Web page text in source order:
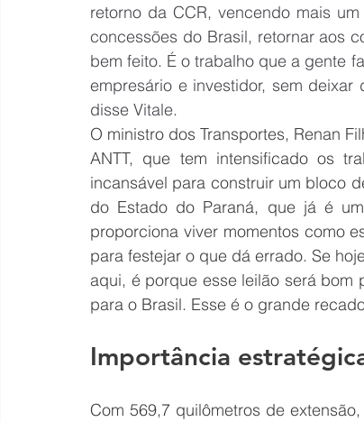
retorno da CCR, vencendo mais
concessões do Brasil, retornar aos
bem feito. É o trabalho que a gente
empresário e investidor, sem
disse Vitale.
O ministro dos Transportes, Renan
ANTT, que tem intensificado os
incansável para construir um bloco
do Estado do Paraná, que já é
proporciona viver momentos como
para festejar o que dá errado. Se
aqui, é porque esse leilão será bom
para o Brasil. Esse é o grande
Importância
Com 569,7 quilômetros de